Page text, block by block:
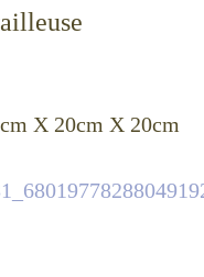
X 20cm X 20cm